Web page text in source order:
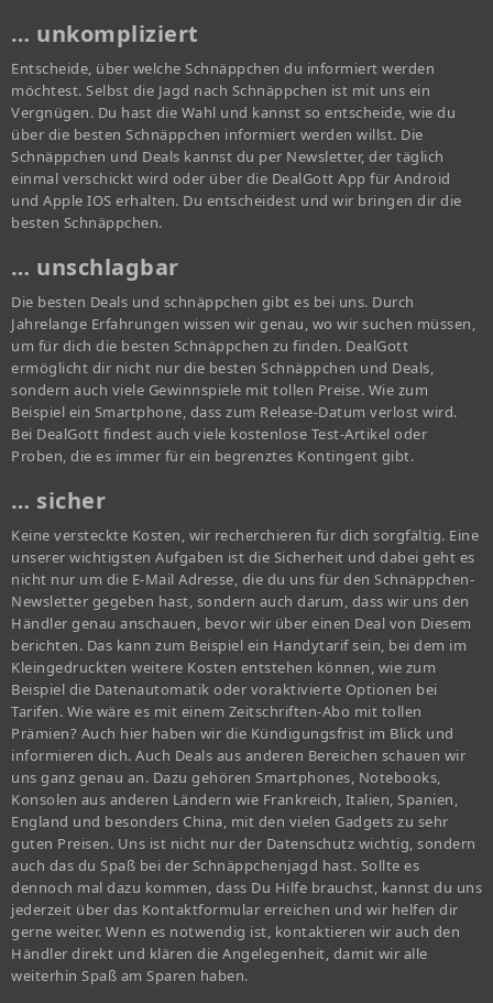
… unkompliziert
Entscheide, über welche Schnäppchen du informiert werden
möchtest. Selbst die Jagd nach Schnäppchen ist mit uns ein
Vergnügen. Du hast die Wahl und kannst so entscheide, wie du
über die besten Schnäppchen informiert werden willst. Die
Schnäppchen und Deals kannst du per Newsletter, der täglich
einmal verschickt wird oder über die DealGott App für Android
und Apple IOS erhalten. Du entscheidest und wir bringen dir die
besten Schnäppchen.
… unschlagbar
Die besten Deals und schnäppchen gibt es bei uns. Durch
Jahrelange Erfahrungen wissen wir genau, wo wir suchen müssen,
um für dich die besten Schnäppchen zu finden. DealGott
ermöglicht dir nicht nur die besten Schnäppchen und Deals,
sondern auch viele Gewinnspiele mit tollen Preise. Wie zum
Beispiel ein Smartphone, dass zum Release-Datum verlost wird.
Bei DealGott findest auch viele kostenlose Test-Artikel oder
Proben, die es immer für ein begrenztes Kontingent gibt.
… sicher
Keine versteckte Kosten, wir recherchieren für dich sorgfältig. Eine
unserer wichtigsten Aufgaben ist die Sicherheit und dabei geht es
nicht nur um die E-Mail Adresse, die du uns für den Schnäppchen-
Newsletter gegeben hast, sondern auch darum, dass wir uns den
Händler genau anschauen, bevor wir über einen Deal von Diesem
berichten. Das kann zum Beispiel ein Handytarif sein, bei dem im
Kleingedruckten weitere Kosten entstehen können, wie zum
Beispiel die Datenautomatik oder voraktivierte Optionen bei
Tarifen. Wie wäre es mit einem Zeitschriften-Abo mit tollen
Prämien? Auch hier haben wir die Kündigungsfrist im Blick und
informieren dich. Auch Deals aus anderen Bereichen schauen wir
uns ganz genau an. Dazu gehören Smartphones, Notebooks,
Konsolen aus anderen Ländern wie Frankreich, Italien, Spanien,
England und besonders China, mit den vielen Gadgets zu sehr
guten Preisen. Uns ist nicht nur der Datenschutz wichtig, sondern
auch das du Spaß bei der Schnäppchenjagd hast. Sollte es
dennoch mal dazu kommen, dass Du Hilfe brauchst, kannst du uns
jederzeit über das Kontaktformular erreichen und wir helfen dir
gerne weiter. Wenn es notwendig ist, kontaktieren wir auch den
Händler direkt und klären die Angelegenheit, damit wir alle
weiterhin Spaß am Sparen haben.